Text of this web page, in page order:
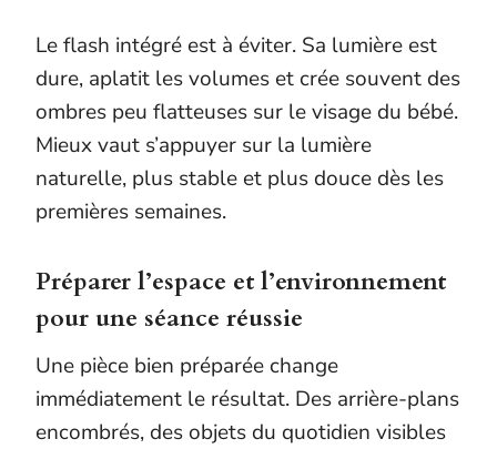
Le flash intégré est à éviter. Sa lumière est
dure, aplatit les volumes et crée souvent des
ombres peu flatteuses sur le visage du bébé.
Mieux vaut s’appuyer sur la lumière
naturelle, plus stable et plus douce dès les
premières semaines.
Préparer l’espace et l’environnement
pour une séance réussie
Une pièce bien préparée change
immédiatement le résultat. Des arrière-plans
encombrés, des objets du quotidien visibles